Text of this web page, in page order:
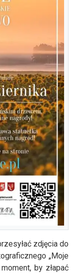
zdjęcia do
„Moje
by złapać